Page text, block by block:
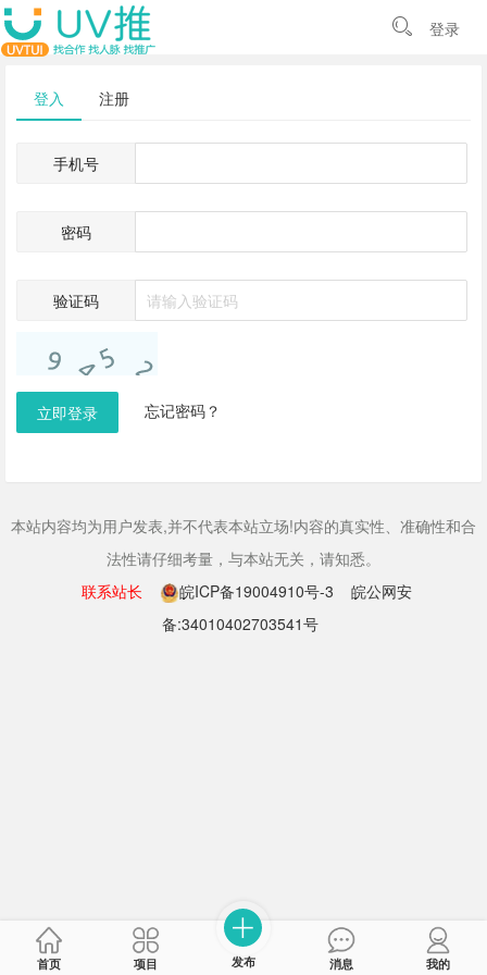
登录
登入 注册
手机号
密码
验证码
立即登录 忘记密码？
本站内容均为用户发表,并不代表本站立场!内容的真实性、准确性和合
法性请仔细考量，与本站无关，请知悉。
联系站长
皖ICP备19004910号-3
皖公网安
备:34010402703541号
首页 项目 发布 消息 我的